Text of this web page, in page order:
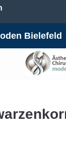
Bielefeld